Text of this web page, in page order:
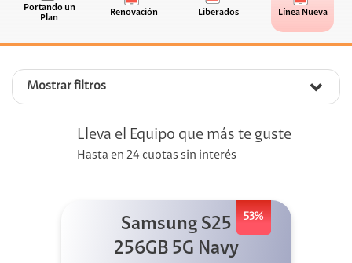
Portando un
Plan
Renovación Liberados Línea Nueva
Mostrar filtros
Lleva el Equipo que más te guste
Hasta en 24 cuotas sin interés
53%
Samsung S25
256GB 5G Navy